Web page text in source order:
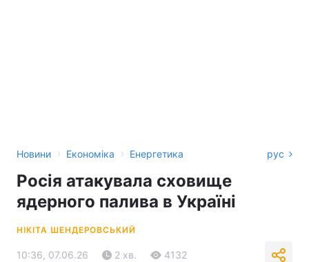
Новини › Економіка › Енергетика рус
Росія атакувала сховище
ядерного палива в Україні
НІКІТА ШЕНДЕРОВСЬКИЙ
10:36, 07.06.26 2 хв. 4132